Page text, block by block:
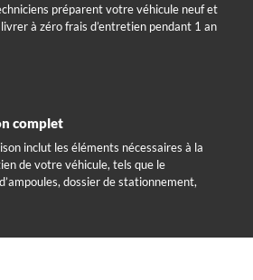
préparent votre véhicule neuf et
à zéro frais d’entretien pendant 1 an
complet
inclut les éléments nécessaires à la
de votre véhicule, tels que le
dossier de stationnement,